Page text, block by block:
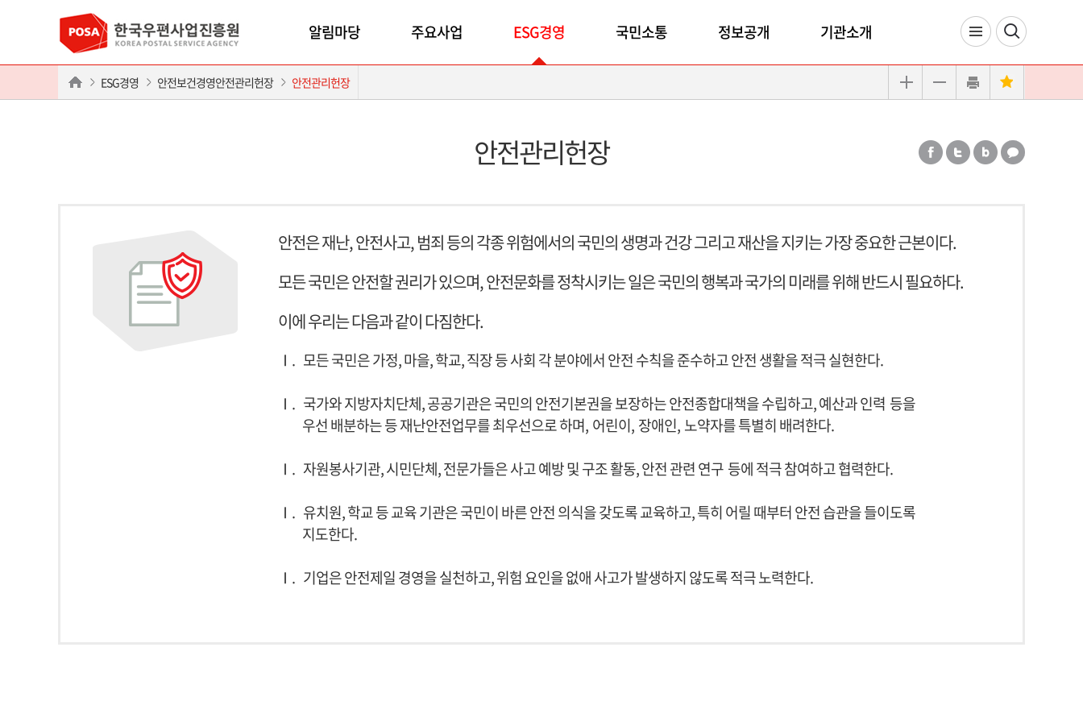
알림마당 주요사업 ESG경영 국민소통 정보공개 기관소개
ESG경영 안전보건경영안전관리헌장 안전관리헌장
안전관리헌장
안전은 재난, 안전사고, 범죄 등의 각종 위험에서의 국민의 생명과 건강 그리고 재산을 지키는 가장 중요한 근본이다.
모든 국민은 안전할 권리가 있으며, 안전문화를 정착시키는 일은 국민의 행복과 국가의 미래를 위해 반드시 필요하다.
이에 우리는 다음과 같이 다짐한다.
Ⅰ. 모든 국민은 가정, 마을, 학교, 직장 등 사회 각 분야에서 안전 수칙을 준수하고 안전 생활을 적극 실현한다.
Ⅰ. 국가와 지방자치단체, 공공기관은 국민의 안전기본권을 보장하는 안전종합대책을 수립하고, 예산과 인력 등을
우선 배분하는 등 재난안전업무를 최우선으로 하며, 어린이, 장애인, 노약자를 특별히 배려한다.
Ⅰ. 자원봉사기관, 시민단체, 전문가들은 사고 예방 및 구조 활동, 안전 관련 연구 등에 적극 참여하고 협력한다.
Ⅰ. 유치원, 학교 등 교육 기관은 국민이 바른 안전 의식을 갖도록 교육하고, 특히 어릴 때부터 안전 습관을 들이도록
지도한다.
Ⅰ. 기업은 안전제일 경영을 실천하고, 위험 요인을 없애 사고가 발생하지 않도록 적극 노력한다.